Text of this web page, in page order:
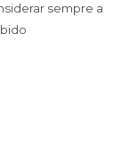
sempre a